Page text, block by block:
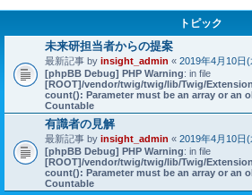
トピック
未来研担当者からの提案
最新記事 by insight_admin « 2019年4月10日
[phpBB Debug] PHP Warning: in file
[ROOT]/vendor/twig/twig/lib/Twig/
count(): Parameter must be an array or an
Countable
有識者の見解
最新記事 by insight_admin « 2019年4月10日
[phpBB Debug] PHP Warning: in file
[ROOT]/vendor/twig/twig/lib/Twig/
count(): Parameter must be an array or an
Countable